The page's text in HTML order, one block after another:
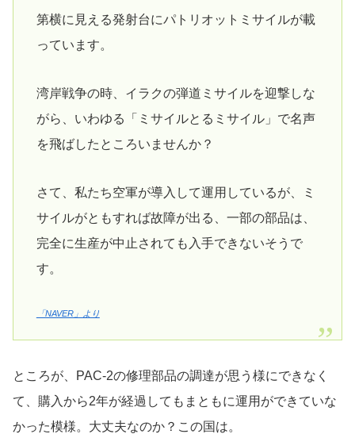
第横に見える発射台にパトリオットミサイルが載
っています。
湾岸戦争の時、イラクの弾道ミサイルを迎撃しな
がら、いわゆる「ミサイルとるミサイル」で名声
を飛ばしたところいませんか？
さて、私たち空軍が導入して運用しているが、ミ
サイルがともすれば故障が出る、一部の部品は、
完全に生産が中止されても入手できないそうで
す。
「NAVER」より
ところが、PAC-2の修理部品の調達が思う様にできなく
て、購入から2年が経過してもまともに運用ができていな
かった模様。大丈夫なのか？この国は。